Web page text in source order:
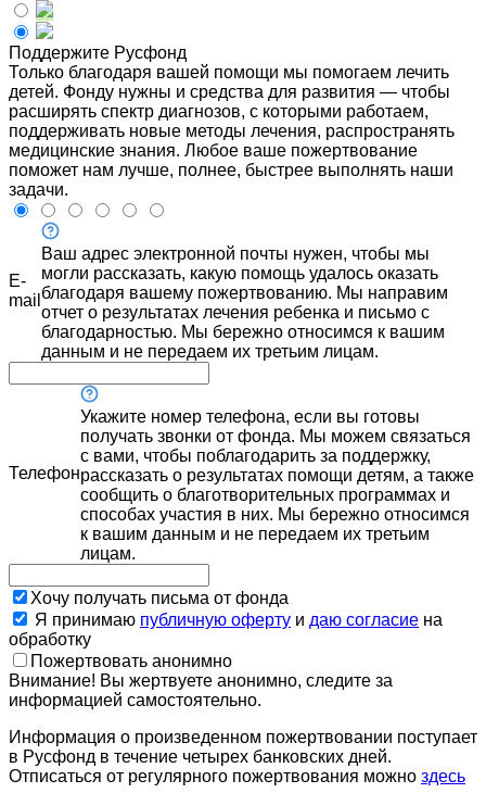
Поддержите Русфонд
Только благодаря вашей помощи мы помогаем лечить
детей. Фонду нужны и средства для развития — чтобы
расширять спектр диагнозов, с которыми работаем,
поддерживать новые методы лечения, распространять
медицинские знания. Любое ваше пожертвование
поможет нам лучше, полнее, быстрее выполнять наши
задачи.
E-
mail
Ваш адрес электронной почты нужен, чтобы мы
могли рассказать, какую помощь удалось оказать
благодаря вашему пожертвованию. Мы направим
отчет о результатах лечения ребенка и письмо с
благодарностью. Мы бережно относимся к вашим
данным и не передаем их третьим лицам.
Телефон
Укажите номер телефона, если вы готовы
получать звонки от фонда. Мы можем связаться
с вами, чтобы поблагодарить за поддержку,
рассказать о результатах помощи детям, а также
сообщить о благотворительных программах и
способах участия в них. Мы бережно относимся
к вашим данным и не передаем их третьим
лицам.
Хочу получать письма от фонда
Я принимаю публичную оферту и даю согласие на
обработку
Пожертвовать анонимно
Внимание! Вы жертвуете анонимно, следите за
информацией самостоятельно.
Информация о произведенном пожертвовании поступает
в Русфонд в течение четырех банковских дней.
Отписаться от регулярного пожертвования можно здесь